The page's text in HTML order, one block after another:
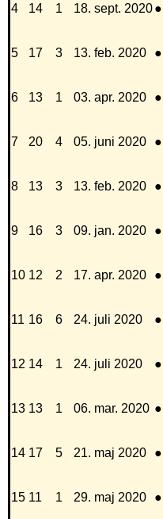
4 14 1 18. sept. 2020●
5 17 3 13. feb. 2020 ●
6 13 1 03. apr. 2020 ●
7 20 4 05. juni 2020 ●
8 13 3 13. feb. 2020 ●
9 16 3 09. jan. 2020 ●
10 12 2 17. apr. 2020 ●
11 16 6 24. juli 2020 ●
12 14 1 24. juli 2020 ●
13 13 1 06. mar. 2020 ●
14 17 5 21. maj 2020 ●
15 11 1 29. maj 2020 ●